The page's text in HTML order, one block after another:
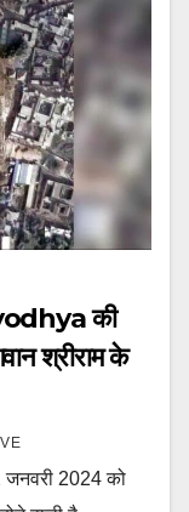
की
श्रीराम के
जनवरी 2024 को